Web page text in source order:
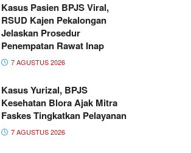
Kasus Pasien BPJS Viral,
RSUD Kajen Pekalongan
Jelaskan Prosedur
Penempatan Rawat Inap
7 AGUSTUS 2026
Kasus Yurizal, BPJS
Kesehatan Blora Ajak Mitra
Faskes Tingkatkan Pelayanan
7 AGUSTUS 2026